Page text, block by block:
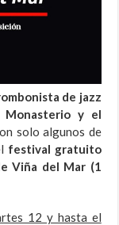
de jazz
Monasterio y el
solo algunos de
festival gratuito
Viña del Mar (1
12 y hasta el